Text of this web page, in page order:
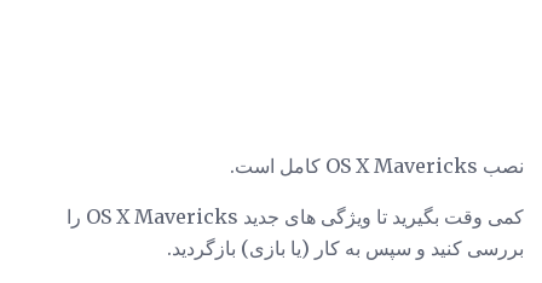
نصب OS X Mavericks کامل است.
کمی وقت بگیرید تا ویژگی های جدید OS X Mavericks را
بررسی کنید و سپس به کار (یا بازی) بازگردید.